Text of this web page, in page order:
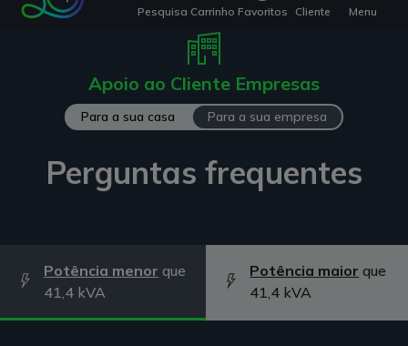
Pesquisa Carrinho Favoritos Cliente Menu
Apoio ao Cliente Empresas
Para a sua casa Para a sua empresa
Perguntas frequentes
Potência menor que
41,4 kVA
Potência maior que
41,4 kVA